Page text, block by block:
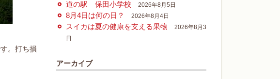
。打ち損
道の駅 保田小学校 2026年8月5日
8月4日は何の日？ 2026年8月4日
スイカは夏の健康を支える果物
2026年8月3
日
アーカイブ